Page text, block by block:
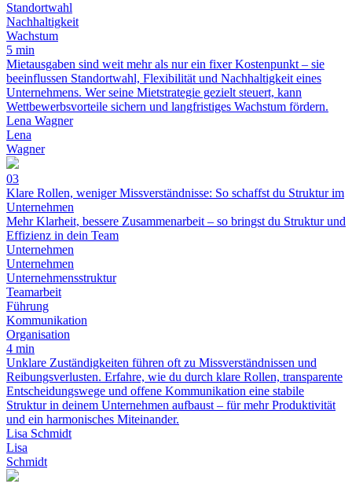
Standortwahl
Nachhaltigkeit
Wachstum
5 min
Mietausgaben sind weit mehr als nur ein fixer Kostenpunkt – sie
beeinflussen Standortwahl, Flexibilität und Nachhaltigkeit eines
Unternehmens. Wer seine Mietstrategie gezielt steuert, kann
Wettbewerbsvorteile sichern und langfristiges Wachstum fördern.
Lena Wagner
Lena
Wagner
03
Klare Rollen, weniger Missverständnisse: So schaffst du Struktur im
Unternehmen
Mehr Klarheit, bessere Zusammenarbeit – so bringst du Struktur und
Effizienz in dein Team
Unternehmen
Unternehmen
Unternehmensstruktur
Teamarbeit
Führung
Kommunikation
Organisation
4 min
Unklare Zuständigkeiten führen oft zu Missverständnissen und
Reibungsverlusten. Erfahre, wie du durch klare Rollen, transparente
Entscheidungswege und offene Kommunikation eine stabile
Struktur in deinem Unternehmen aufbaust – für mehr Produktivität
und ein harmonisches Miteinander.
Lisa Schmidt
Lisa
Schmidt